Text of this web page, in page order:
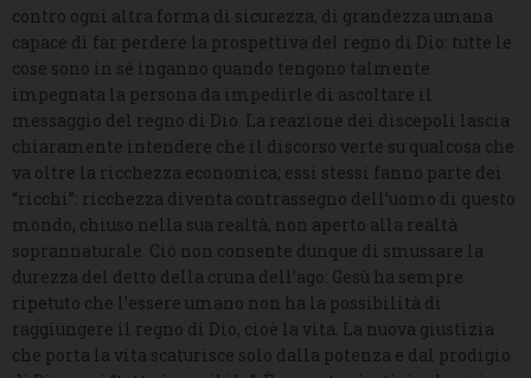
contro ogni altra forma di sicurezza, di grandezza umana
capace di far perdere la prospettiva del regno di Dio: tutte le
cose sono in sé inganno quando tengono talmente
impegnata la persona da impedirle di ascoltare il
messaggio del regno di Dio. La reazione dei discepoli lascia
chiaramente intendere che il discorso verte su qualcosa che
va oltre la ricchezza economica; essi stessi fanno parte dei
“ricchi”: ricchezza diventa contrassegno dell’uomo di questo
mondo, chiuso nella sua realtà, non aperto alla realtà
soprannaturale. Ciò non consente dunque di smussare la
durezza del detto della cruna dell’ago: Gesù ha sempre
ripetuto che l’essere umano non ha la possibilità di
raggiungere il regno di Dio, cioè la vita. La nuova giustizia
che porta la vita scaturisce solo dalla potenza e dal prodigio